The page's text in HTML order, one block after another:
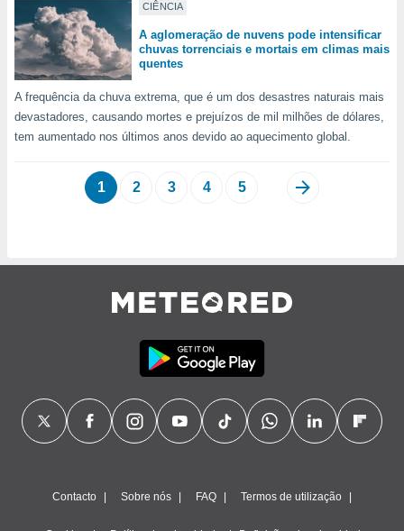
CIÊNCIA
A aglomeração de nuvens pode intensificar
chuvas torrenciais e mortais em climas mais
quentes
A frequência da chuva extrema, que é um dos desastres naturais mais
devastadores, causando mortes e prejuízos de mil milhões de dólares,
tem aumentado nos últimos anos devido ao aquecimento global.
1 2 3 4 5
Contacto Sobre nós FAQ Termos de utilização